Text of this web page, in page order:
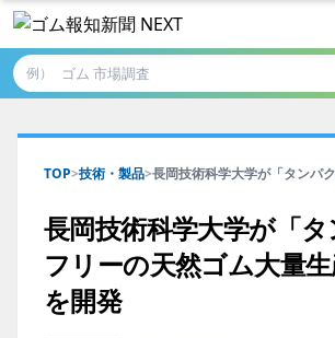
例）
TOP>技術・製品>長岡技術科学大学が「タンパ
長岡技術科学大学が「
フリーの天然ゴム大量生
を開発